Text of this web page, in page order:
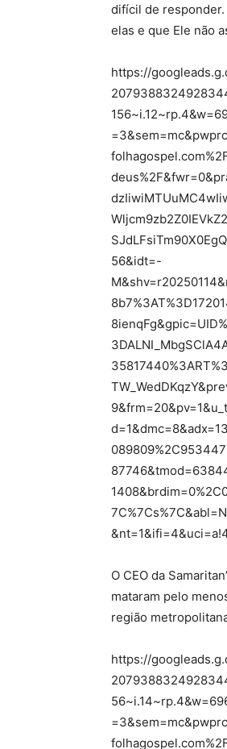
difícil de
elas e que Ele não
https://
56&idt=-
O CEO da
mataram pelo
região
https://